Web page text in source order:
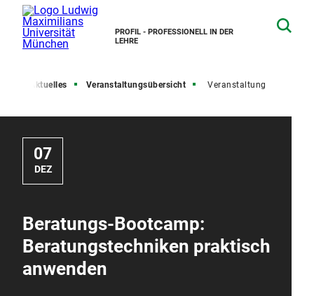
PROFIL - PROFESSIONELL IN DER
LEHRE
Aktuelles Veranstaltungsübersicht Veranstaltung
07
DEZ
Beratungs-Bootcamp:
Beratungstechniken praktisch
anwenden